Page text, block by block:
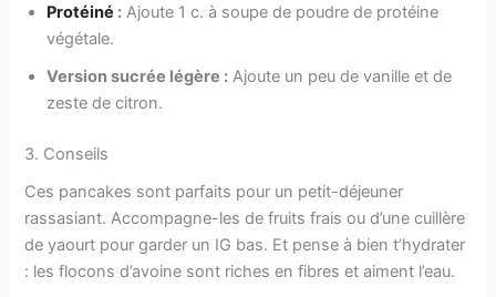
Protéiné : Ajoute 1 c. à soupe de poudre de protéine
végétale.
Version sucrée légère : Ajoute un peu de vanille et de
zeste de citron.
3. Conseils
Ces pancakes sont parfaits pour un petit-déjeuner
rassasiant. Accompagne-les de fruits frais ou d’une cuillère
de yaourt pour garder un IG bas. Et pense à bien t’hydrater
: les flocons d’avoine sont riches en fibres et aiment l’eau.